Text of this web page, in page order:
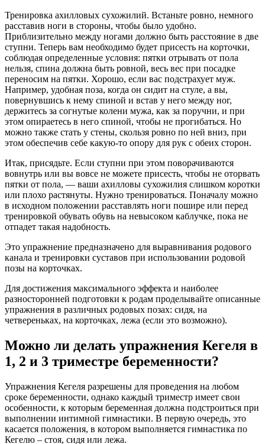
Тренировка ахилловых сухожилий. Встаньте ровно, немного
расставив ноги в стороны, чтобы было удобно.
Приблизительно между ногами должно быть расстояние в две
ступни. Теперь вам необходимо будет присесть на корточки,
соблюдая определенные условия: пятки отрывать от пола
нельзя, спина должна быть ровной, весь вес при посадке
переносим на пятки. Хорошо, если вас подстрахует муж.
Например, удобная поза, когда он сидит на стуле, а вы,
повернувшись к нему спиной и встав у него между ног,
держитесь за согнутые колени мужа, как за поручни, и при
этом опираетесь в него спиной, чтобы не прогибаться. Но
можно также стать у стены, скользя ровно по ней вниз, при
этом обеспечив себе какую-то опору для рук с обеих сторон.
Итак, присядьте. Если ступни при этом поворачиваются
вовнутрь или вы вовсе не можете присесть, чтобы не оторвать
пятки от пола, — ваши ахилловы сухожилия слишком коротки
или плохо растянуты. Нужно тренироваться. Поначалу можно
в исходном положении расставлять ноги пошире или перед
тренировкой обувать обувь на невысоком каблучке, пока не
отпадет такая надобность.
Это упражнение предназначено для выравнивания родового
канала и тренировки суставов при использовании родовой
позы на корточках.
Для достижения максимального эффекта и наиболее
разносторонней подготовки к родам проделывайте описанные
упражнения в различных родовых позах: сидя, на
четвереньках, на корточках, лежа (если это возможно).
Можно ли делать упражнения Кегеля в
1, 2 и 3 триместре беременности?
Упражнения Кегеля разрешены для проведения на любом
сроке беременности, однако каждый триместр имеет свои
особенности, к которым беременная должна подстроиться при
выполнении интимной гимнастики. В первую очередь, это
касается положения, в котором выполняется гимнастика по
Кегелю – стоя, сидя или лежа.